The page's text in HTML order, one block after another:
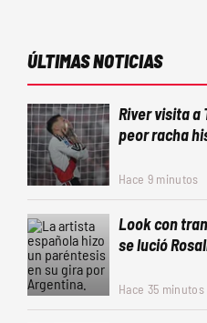
ÚLTIMAS NOTICIAS
River visita a
peor racha
Hace 9 minutos
Look con
se lució
Hace 35 minutos